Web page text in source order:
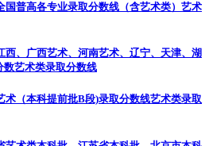
普高各专业录取分数线（含艺术类） 艺术
西、广西艺术、河南艺术、辽宁、天津、湖
数艺术类录取分数线
术（本科提前批B段)录取分数线艺术类录取